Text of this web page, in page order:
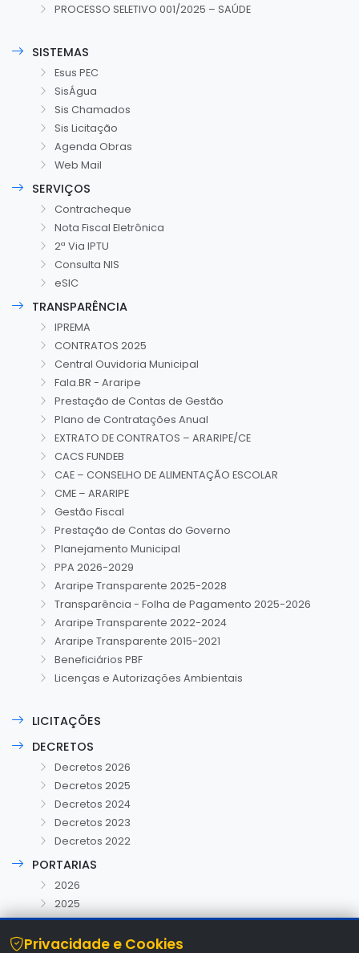
PROCESSO SELETIVO 001/2025 – SAÚDE
SISTEMAS
Esus PEC
SisÁgua
Sis Chamados
Sis Licitação
Agenda Obras
Web Mail
SERVIÇOS
Contracheque
Nota Fiscal Eletrônica
2ª Via IPTU
Consulta NIS
eSIC
TRANSPARÊNCIA
IPREMA
CONTRATOS 2025
Central Ouvidoria Municipal
Fala.BR - Araripe
Prestação de Contas de Gestão
Plano de Contratações Anual
EXTRATO DE CONTRATOS – ARARIPE/CE
CACS FUNDEB
CAE – CONSELHO DE ALIMENTAÇÃO ESCOLAR
CME – ARARIPE
Gestão Fiscal
Prestação de Contas do Governo
Planejamento Municipal
PPA 2026-2029
Araripe Transparente 2025-2028
Transparência - Folha de Pagamento 2025-2026
Araripe Transparente 2022-2024
Araripe Transparente 2015-2021
Beneficiários PBF
Licenças e Autorizações Ambientais
LICITAÇÕES
DECRETOS
Decretos 2026
Decretos 2025
Decretos 2024
Decretos 2023
Decretos 2022
PORTARIAS
2026
2025
Privacidade e Cookies